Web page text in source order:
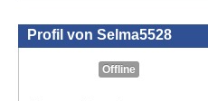
Profil von Selma5528
Offline